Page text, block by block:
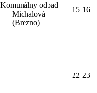
Komunálny odpad
Michalová
(Brezno)
15 16
22 23